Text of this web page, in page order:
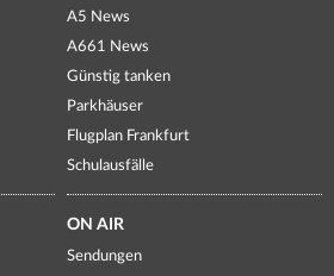
A5 News
A661 News
Günstig tanken
Parkhäuser
Flugplan Frankfurt
Schulausfälle
ON AIR
Sendungen